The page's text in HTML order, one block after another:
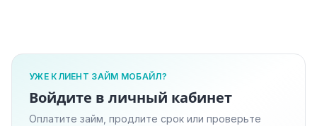
УЖЕ КЛИЕНТ ЗАЙМ МОБАЙЛ?
Войдите в личный кабинет
Оплатите займ, продлите срок или проверьте